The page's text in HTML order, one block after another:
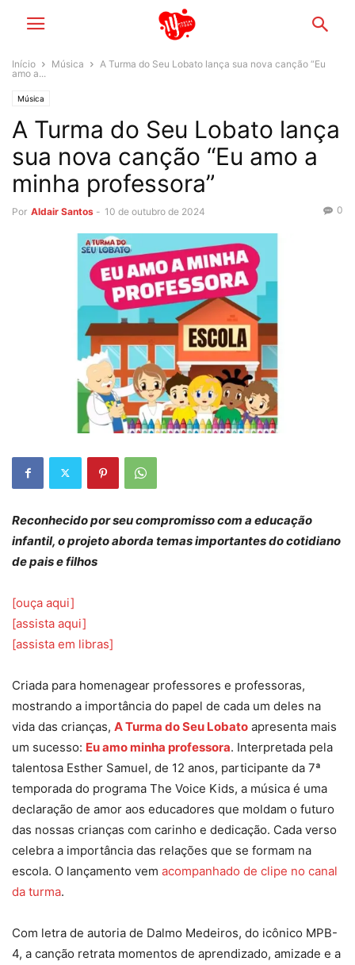
Início Música
A Turma do Seu Lobato lança sua nova canção “Eu
amo a...
Música
A Turma do Seu Lobato lança
sua nova canção “Eu amo a
minha professora”
Por Aldair Santos - 10 de outubro de 2024 0
Reconhecido por seu compromisso com a educação
infantil, o projeto aborda temas importantes do cotidiano
de pais e filhos
[ouça aqui]
[assista aqui]
[assista em libras]
Criada para homenagear professores e professoras,
mostrando a importância do papel de cada um deles na
vida das crianças, A Turma do Seu Lobato apresenta mais
um sucesso: Eu amo minha professora. Interpretada pela
talentosa Esther Samuel, de 12 anos, participante da 7ª
temporada do programa The Voice Kids, a música é uma
declaração de amor aos educadores que moldam o futuro
das nossas crianças com carinho e dedicação. Cada verso
celebra a importância das relações que se formam na
escola. O lançamento vem acompanhado de clipe no canal
da turma.
Com letra de autoria de Dalmo Medeiros, do icônico MPB-
4, a canção retrata momentos de aprendizado, amizade e a